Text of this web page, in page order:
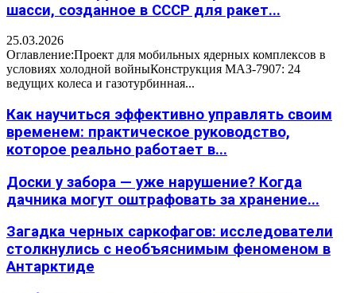
шасси, созданное в СССР для ракет...
25.03.2026
Оглавление:Проект для мобильных ядерных комплексов в
условиях холодной войныКонструкция МАЗ-7907: 24
ведущих колеса и газотурбинная...
Как научиться эффективно управлять своим
временем: практическое руководство,
которое реально работает в...
Доски у забора — уже нарушение? Когда
дачника могут оштрафовать за хранение...
Загадка черных саркофагов: исследователи
столкнулись с необъяснимым феноменом в
Антарктиде